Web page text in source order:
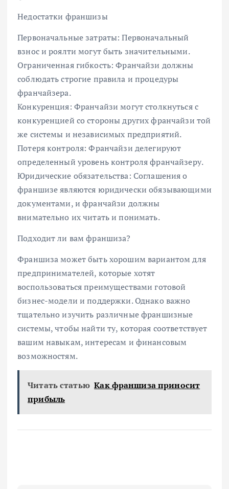
Недостатки франшизы
Первоначальные затраты: Первоначальный
взнос и роялти могут быть значительными.
Ограниченная гибкость: Франчайзи должны
соблюдать строгие правила и процедуры
франчайзера.
Конкуренция: Франчайзи могут столкнуться с
конкуренцией со стороны других франчайзи той
же системы и независимых предприятий.
Потеря контроля: Франчайзи делегируют
определенный уровень контроля франчайзеру.
Юридические обязательства: Соглашения о
франшизе являются юридически обязывающими
документами, и франчайзи должны
внимательно их читать и понимать.
Подходит ли вам франшиза?
Франшиза может быть хорошим вариантом для
предпринимателей, которые хотят
воспользоваться преимуществами готовой
бизнес-модели и поддержки. Однако важно
тщательно изучить различные франшизные
системы, чтобы найти ту, которая соответствует
вашим навыкам, интересам и финансовым
возможностям.
Читать статью Как франшиза приносит
прибыль